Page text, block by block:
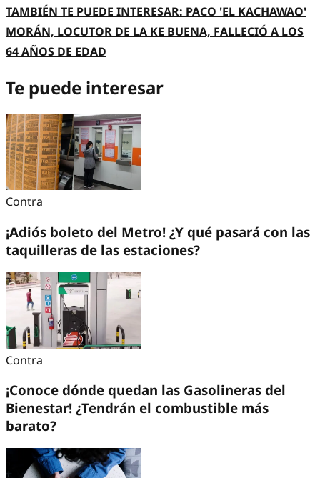
TAMBIÉN TE PUEDE INTERESAR: PACO 'EL KACHAWAO'
MORÁN, LOCUTOR DE LA KE BUENA, FALLECIÓ A LOS
64 AÑOS DE EDAD
Te puede interesar
Contra
¡Adiós boleto del Metro! ¿Y qué pasará con las
taquilleras de las estaciones?
Contra
¡Conoce dónde quedan las Gasolineras del
Bienestar! ¿Tendrán el combustible más
barato?